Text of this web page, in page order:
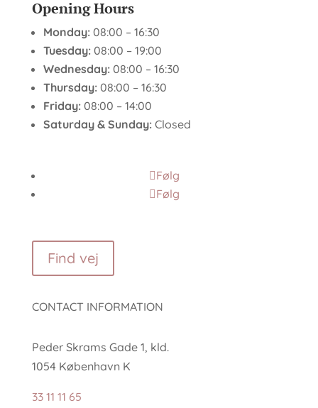
Opening Hours
Monday:08:00 – 16:30
Tuesday:08:00 – 19:00
Wednesday:08:00 – 16:30
Thursday:08:00 – 16:30
Friday:08:00 – 14:00
Saturday & Sunday:Closed
Følg
Følg
Find vej
CONTACT INFORMATION
Peder Skrams Gade 1, kld.
1054 København K
33 11 11 65